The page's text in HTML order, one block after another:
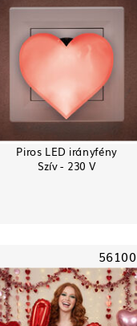
Piros LED irányfény
Szív - 230 V
56100